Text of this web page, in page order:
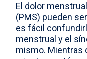
El dolor
(PMS) pueden
es fácil
menstrual y el
mismo. Mientras